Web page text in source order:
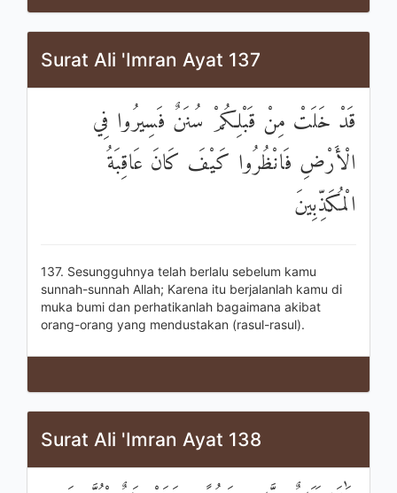
Surat Ali 'Imran Ayat 137
قَدْ خَلَتْ مِنْ قَبْلِكُمْ سُنَنٌ فَسِيرُوا فِي
الْأَرْضِ فَانْظُرُوا كَيْفَ كَانَ عَاقِبَةُ
الْمُكَذِّبِينَ
137. Sesungguhnya telah berlalu sebelum kamu
sunnah-sunnah Allah; Karena itu berjalanlah kamu di
muka bumi dan perhatikanlah bagaimana akibat
orang-orang yang mendustakan (rasul-rasul).
Surat Ali 'Imran Ayat 138